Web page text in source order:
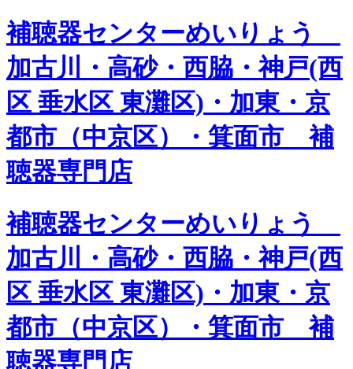
補聴器センターめいりょう
加古川・高砂・西脇・神戸(西
区 垂水区 東灘区)・加東・京
都市（中京区）・箕面市 補
聴器専門店
補聴器センターめいりょう
加古川・高砂・西脇・神戸(西
区 垂水区 東灘区)・加東・京
都市（中京区）・箕面市 補
聴器専門店